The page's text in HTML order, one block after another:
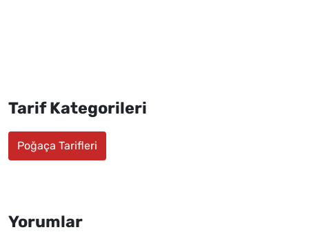
Tarif Kategorileri
Poğaça Tarifleri
Yorumlar